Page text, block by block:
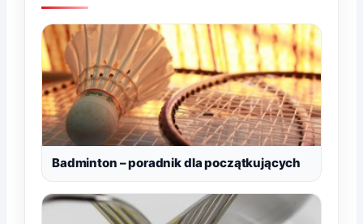
Badminton – poradnik dla początkujących